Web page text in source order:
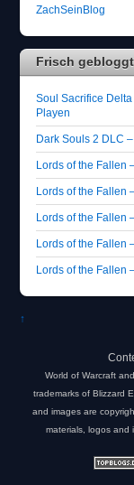
ZachSeinBlog
Frisch
Soul Sacrifice Delta
Playen
Dark Souls 2 DLC
Lords of the Fallen
Lords of the Fallen
Lords of the Fallen
Lords of the Fallen
Lords of the Fallen
↑
World of Warcraft
trademarks of Blizzard
and images are
materials, logos and